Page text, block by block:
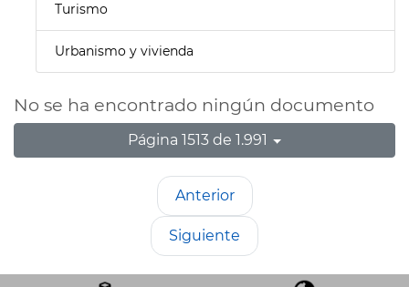
Turismo
Urbanismo y vivienda
No se ha encontrado ningún documento
Página 1513 de 1.991
Anterior
Siguiente